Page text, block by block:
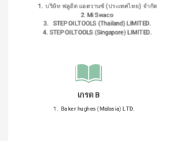
1.  บริษัท ฟลูอิด แอดวานซ์ (ประเทศไทย) จํากัด
2. Mi Swaco
3.   STEP OILTOOLS (Thailand) LIMITED.
4. STEP OILTOOLS (Singapore) LIMITED.
เกรด B
1.  Baker hughes (Malasia) LTD.